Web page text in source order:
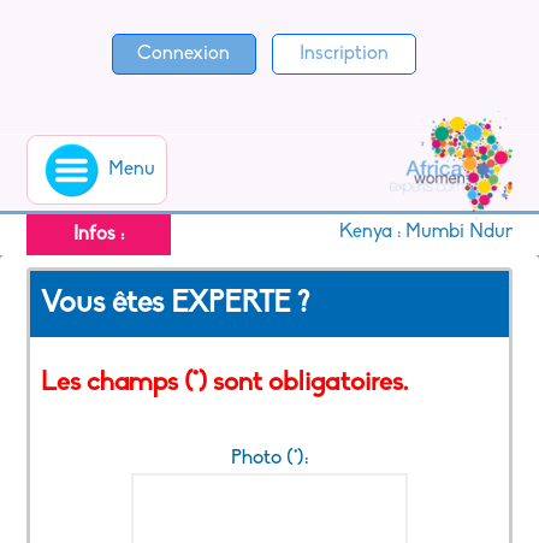
Connexion Inscription
Menu
Infos : Kenya : Mumbi
Vous êtes EXPERTE ?
Les champs (*) sont obligatoires.
Photo (*):